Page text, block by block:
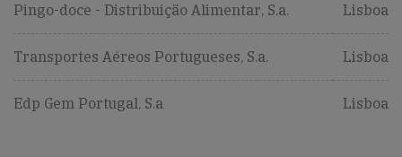
Pingo-doce - Distribuição Alimentar, S.a. Lisboa
Transportes Aéreos Portugueses, S.a. Lisboa
Edp Gem Portugal, S.a Lisboa